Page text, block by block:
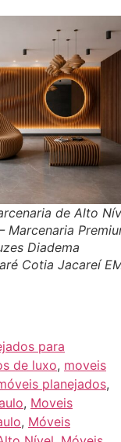
de Alto
Marcenaria
Diadema
Cotia Jacareí
para
de luxo, moveis
planejados,
, Moveis
, Móveis